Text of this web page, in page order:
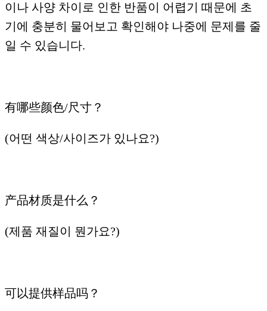
이나 사양 차이로 인한 반품이 어렵기 때문에 초
기에 충분히 물어보고 확인해야 나중에 문제를 줄
일 수 있습니다.
有哪些颜色/尺寸？
(어떤 색상/사이즈가 있나요?)
产品材质是什么？
(제품 재질이 뭔가요?)
可以提供样品吗？